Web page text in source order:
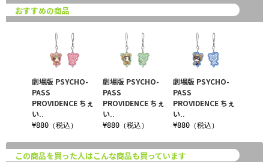
おすすめの商品
劇場版 PSYCHO-
PASS
PROVIDENCE ちぇ
い..
¥880（税込）
劇場版 PSYCHO-
PASS
PROVIDENCE ちぇ
い..
¥880（税込）
劇場版 PSYCHO-
PASS
PROVIDENCE ちぇ
い..
¥880（税込）
この商品を買った人はこんな商品も買っています